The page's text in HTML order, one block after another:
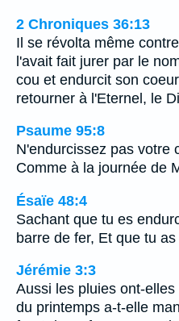
2 Chroniques 36:13
Il se révolta même
l'avait fait jurer par le
cou et endurcit son
retourner à l'Eternel, le
Psaume 95:8
N'endurcissez pas votre
Comme à la journée de
Ésaïe 48:4
Sachant que tu es
barre de fer, Et que tu
Jérémie 3:3
Aussi les pluies ont-
du printemps a-t-elle